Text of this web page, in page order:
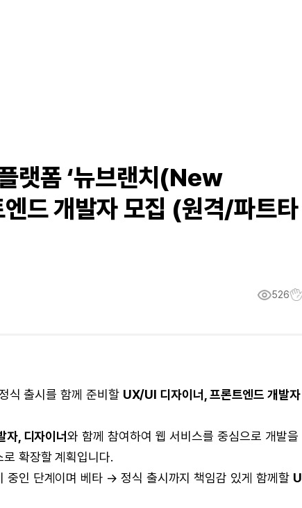
랫폼 ‘뉴브랜치(New
드 개발자 모집 (원격/파트타
526
식 출시를 함께 준비할 UX/UI 디자이너, 프론트엔드 개발자
자, 디자이너와 함께 참여하여 웹 서비스를 중심으로 개발을
확장할 계획입니다.
중인 단계이며 베타 → 정식 출시까지 책임감 있게 함께할 U